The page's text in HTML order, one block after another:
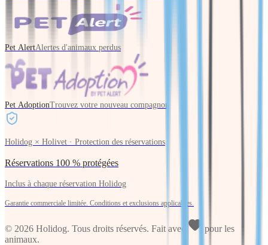
Pet AlertAlertes d'animaux perdus
Pet AdoptionTrouvez votre nouveau compagnon
Holidog × Holivet · Protection des réservations
Réservations 100 % protégées
Inclus à chaque réservation Holidog
Garantie commerciale limitée. Conditions et exclusions applicables.
© 2026 Holidog. Tous droits réservés. Fait avec
pour les
animaux.